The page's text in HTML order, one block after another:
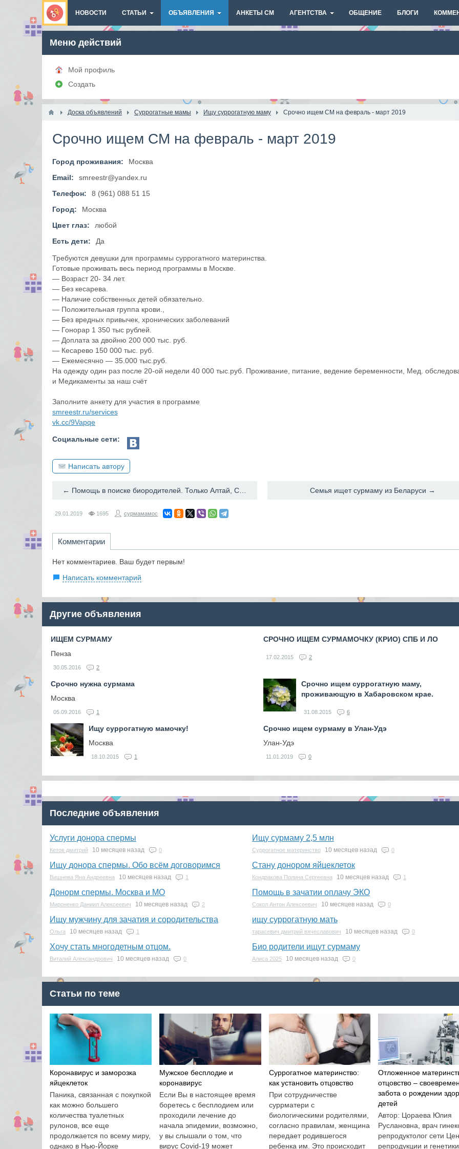
НОВОСТИ СТАТЬИ ОБЪЯВЛЕНИЯ АНКЕТЫ СМ АГЕНТСТВА ОБЩЕНИЕ БЛОГИ
Меню действий
Мой профиль
Создать
Доска объявлений Суррогатные мамы Ищу суррогатную маму Срочно ищем СМ на февраль - март 2019
Срочно ищем СМ на февраль - март 2019
Город проживания:
Москва
Email:
smreestr@yandex.ru
Телефон:
8 (961) 088 51 15
Город:
Москва
Цвет глаз:
любой
Есть дети:
Да
Требуются девушки для программы суррогатного материнства.
Готовые проживать весь период программы в Москве.
— Возраст 20- 34 лет.
— Без кесарева.
— Наличие собственных детей обязательно.
— Положительная группа крови.,
— Без вредных привычек, хронических заболеваний
— Гонорар 1 350 тыс рублей.
— Доплата за двойню 200 000 тыс. руб.
— Кесарево 150 000 тыс. руб.
— Ежемесячно — 35.000 тыс.руб.
На одежду один раз после 20-ой недели 40 000 тыс.руб. Проживание, питание, ведение беременности, Мед.
и Медикаменты за наш счёт
Заполните анкету для участия в программе
smreestr.ru/services
vk.cc/9Vapqe
Социальные сети:
Написать автору
Семья ищет сурмаму из Беларуси →
29.01.2019 1695 сурмамамос
Комментарии
Нет комментариев. Ваш будет первым!
Написать комментарий
Другие объявления
ИЩЕМ СУРМАМУ
Пенза
30.05.2016 2
СРОЧНО ИЩЕМ СУРМАМОЧКУ (КРИО) СПБ И ЛО
17.02.2015 2
Срочно нужна сурмама
Москва
05.09.2016 1
Срочно ищем суррогатную маму,
проживающую в Хабаровском крае.
31.08.2015 6
Ищу суррогатную мамочку!
Москва
18.10.2015 1
Срочно ищем сурмаму в Улан-Удэ
Улан-Удэ
11.01.2019 0
Последние объявления
Услуги донора спермы
Кетов дмитрий 10 месяцев назад 0
Ищу сурмаму 2,5 млн
Суррогатное материнство 10 месяцев назад 0
Ищу донора спермы. Обо всём договоримся
Вишнева Яна Андреевна 10 месяцев назад 1
Стану донором яйцеклеток
Кондракова Полина Сергеевна 10 месяцев назад 1
Донорм спермы. Москва и МО
Мироненко Даниил Алексеевич 10 месяцев назад 2
Помощь в зачатии оплачу ЭКО
Сокол Антон Алексеевич 10 месяцев назад 0
Ищу мужчину для зачатия и сородительства
Ольга 10 месяцев назад 1
ищу суррогатную мать
тарасевич дмитрий вячеславович 10 месяцев назад 0
Хочу стать многодетным отцом.
Виталий Александрович 10 месяцев назад 0
Био родители ищут сурмаму
Алиса 2025 10 месяцев назад 0
Статьи по теме
Коронавирус и заморозка
яйцеклеток
Паника, связанная с покупкой
как можно большего
количества туалетных
рулонов, все еще
продолжается по всему миру,
однако в Нью-Йорке
Мужское бесплодие и
коронавирус
Если Вы в настоящее время
боретесь с бесплодием или
проходили лечение до
начала эпидемии, возможно,
у вы слышали о том, что
вирус Covid-19 может
Суррогатное материнство:
как установить отцовство
При сотрудничестве
суррматери с
биологическими родителями,
согласно правилам, женщина
передает родившегося
ребенка им. Это происходит
Отложенное
отцовство –
забота о рождении
детей
Автор: Цораева Юлия
Руслановна, врач
репродуктолог сети
репродукции и